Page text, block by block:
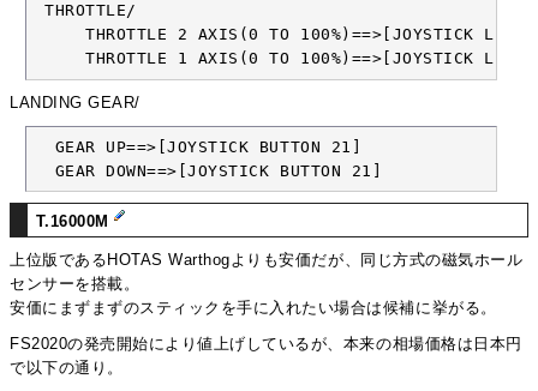
THROTTLE/
THROTTLE 2 AXIS(0 TO 100%)==>[JOYSTICK L-
THROTTLE 1 AXIS(0 TO 100%)==>[JOYSTICK L-
LANDING GEAR/
  GEAR UP==>[JOYSTICK BUTTON 21]
  GEAR DOWN==>[JOYSTICK BUTTON 21]
T.16000M
上位版であるHOTAS Warthogよりも安価だが、同じ方式の磁気ホール
センサーを搭載。
安価にまずまずのスティックを手に入れたい場合は候補に挙がる。
FS2020の発売開始により値上げしているが、本来の相場価格は日本円
で以下の通り。